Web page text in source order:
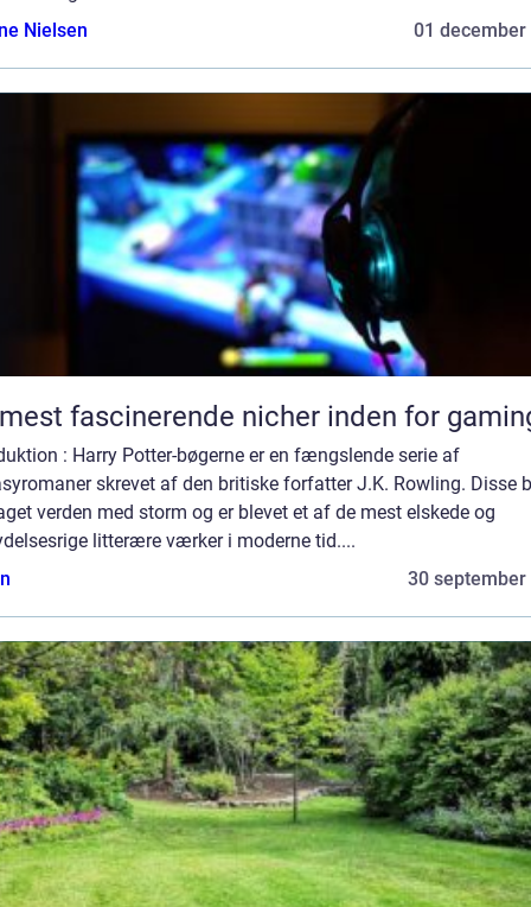
Nielsen
01 december
fascinerende nicher inden for
: Harry Potter-bøgerne er en fængslende serie af
skrevet af den britiske forfatter J.K. Rowling. Disse
verden med storm og er blevet et af de mest elskede og
litterære værker i moderne tid....
30 september